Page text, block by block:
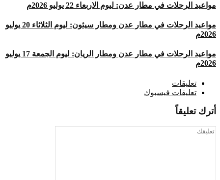
مواعيد الرحلات في مطار عدن: ليوم الاربعاء 22 يوليو 2026م
مواعيد الرحلات في مطار عدن ومطار سيئون: ليوم الثلاثاء 20 يوليو
2026م
مواعيد الرحلات في مطار عدن ومطار الريان: ليوم الجمعة 17 يوليو
2026م
تعليقات
تعليقات فيسبوك
أترك تعليقاً